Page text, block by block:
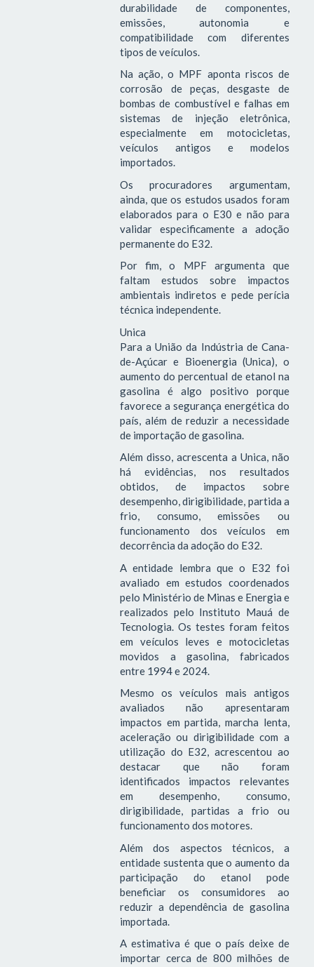
durabilidade de componentes,
emissões, autonomia e
compatibilidade com diferentes
tipos de veículos.
Na ação, o MPF aponta riscos de
corrosão de peças, desgaste de
bombas de combustível e falhas em
sistemas de injeção eletrônica,
especialmente em motocicletas,
veículos antigos e modelos
importados.
Os procuradores argumentam,
ainda, que os estudos usados foram
elaborados para o E30 e não para
validar especificamente a adoção
permanente do E32.
Por fim, o MPF argumenta que
faltam estudos sobre impactos
ambientais indiretos e pede perícia
técnica independente.
Unica
Para a União da Indústria de Cana-
de-Açúcar e Bioenergia (Unica), o
aumento do percentual de etanol na
gasolina é algo positivo porque
favorece a segurança energética do
país, além de reduzir a necessidade
de importação de gasolina.
Além disso, acrescenta a Unica, não
há evidências, nos resultados
obtidos, de impactos sobre
desempenho, dirigibilidade, partida a
frio, consumo, emissões ou
funcionamento dos veículos em
decorrência da adoção do E32.
A entidade lembra que o E32 foi
avaliado em estudos coordenados
pelo Ministério de Minas e Energia e
realizados pelo Instituto Mauá de
Tecnologia. Os testes foram feitos
em veículos leves e motocicletas
movidos a gasolina, fabricados
entre 1994 e 2024.
Mesmo os veículos mais antigos
avaliados não apresentaram
impactos em partida, marcha lenta,
aceleração ou dirigibilidade com a
utilização do E32, acrescentou ao
destacar que não foram
identificados impactos relevantes
em desempenho, consumo,
dirigibilidade, partidas a frio ou
funcionamento dos motores.
Além dos aspectos técnicos, a
entidade sustenta que o aumento da
participação do etanol pode
beneficiar os consumidores ao
reduzir a dependência de gasolina
importada.
A estimativa é que o país deixe de
importar cerca de 800 milhões de